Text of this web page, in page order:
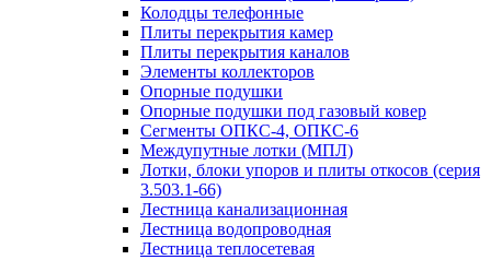
Колодцы телефонные
Плиты перекрытия камер
Плиты перекрытия каналов
Элементы коллекторов
Опорные подушки
Опорные подушки под газовый ковер
Сегменты ОПКС-4, ОПКС-6
Междупутные лотки (МПЛ)
Лотки, блоки упоров и плиты откосов (серия
3.503.1-66)
Лестница канализационная
Лестница водопроводная
Лестница теплосетевая